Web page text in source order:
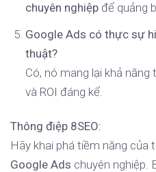
chuyên nghiệp để quảng
Google Ads có thực sự
thuật?
Có, nó mang lại khả
và ROI đáng kể.
Thông điệp 8SEO:
Hãy khai phá tiềm năng của
Google Ads chuyên nghiệp.